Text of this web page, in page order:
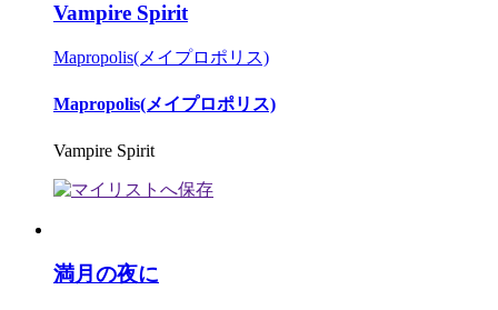
Vampire Spirit
Mapropolis(メイプロポリス)
Mapropolis(メイプロポリス)
Vampire Spirit
満月の夜に